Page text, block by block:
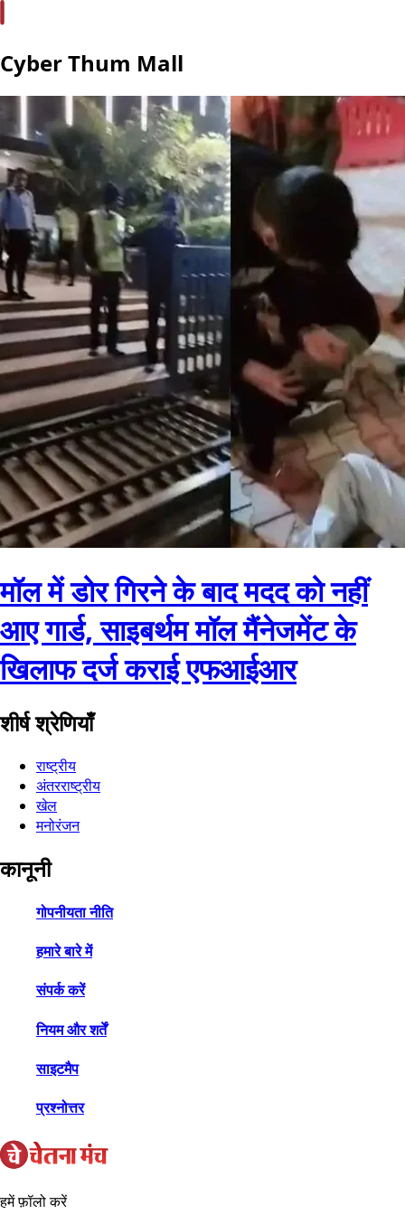
Cyber Thum Mall
मॉल में डोर गिरने के बाद मदद को नहीं
आए गार्ड, साइबर्थम मॉल मैंनेजमेंट के
खिलाफ दर्ज कराई एफआईआर
शीर्ष श्रेणियाँ
राष्ट्रीय
अंतरराष्ट्रीय
खेल
मनोरंजन
कानूनी
गोपनीयता नीति
हमारे बारे में
संपर्क करें
नियम और शर्तें
साइटमैप
प्रश्नोत्तर
हमें फ़ॉलो करें